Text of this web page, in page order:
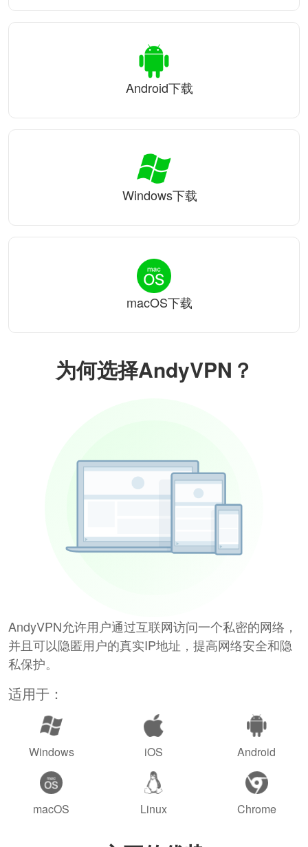
为何选择AndyVPN？
AndyVPN允许用户通过互联网访问一个私密的网络，
并且可以隐匿用户的真实IP地址，提高网络安全和隐
私保护。
适用于：
Windows iOS Android
macOS Linux Chrome
Android下载
Windows下载
macOS下载